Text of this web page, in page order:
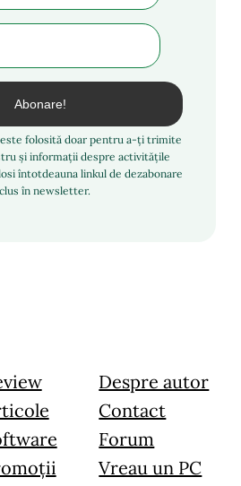
folosită doar pentru a-ți trimite
și informații despre activitățile
întotdeauna linkul de dezabonare
în newsletter.
Despre autor
Contact
Forum
Vreau un PC